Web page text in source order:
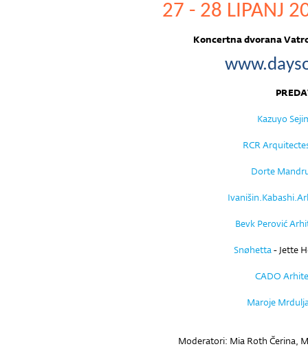
27 - 28 LIPANJ
Koncertna dvorana
Kazuyo
RCR
Dorte
Bevk Perović
Snøhetta- Jette
CADO
Maroje
Moderatori: Mia Roth Čerina,